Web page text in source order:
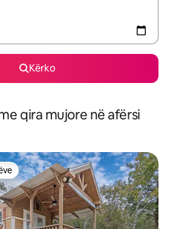
Kërko
qira mujore në afërsi
të klientëve